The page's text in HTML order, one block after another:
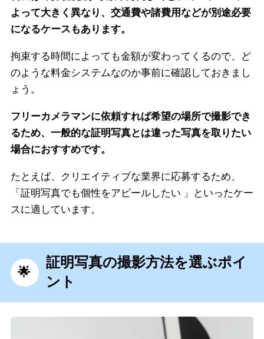
よって大きく異なり、交通費や諸費用などが別途必要
になるケースもあります。
拘束する時間によっても金額が変わってくるので、ど
のような料金システムなのか事前に確認しておきまし
ょう。
フリーカメラマンに依頼すれば希望の場所で撮影でき
るため、一般的な証明写真とは違った写真を取りたい
場合におすすめです。
たとえば、クリエイティブな業界に応募するため、
「証明写真でも個性をアピールしたい 」といったケー
スに適しています。
証明写真の撮影方法を選ぶポイ
ント